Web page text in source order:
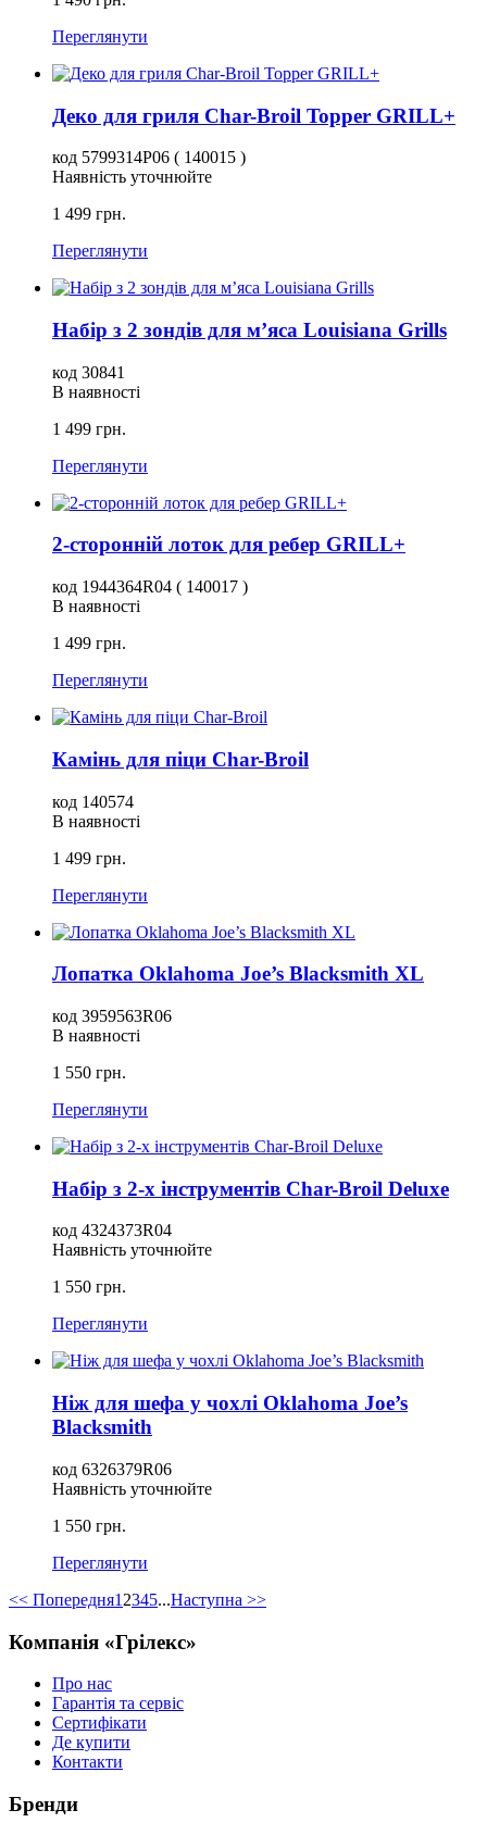
Переглянути
Деко для гриля Char-Broil Topper GRILL+
код 5799314P06 ( 140015 )
Наявність уточнюйте
1 499 грн.
Переглянути
Набір з 2 зондів для м’яса Louisiana Grills
код 30841
В наявності
1 499 грн.
Переглянути
2-сторонній лоток для ребер GRILL+
код 1944364R04 ( 140017 )
В наявності
1 499 грн.
Переглянути
Камінь для піци Char-Broil
код 140574
В наявності
1 499 грн.
Переглянути
Лопатка Oklahoma Joe’s Blacksmith XL
код 3959563R06
В наявності
1 550 грн.
Переглянути
Набір з 2-х інструментів Char-Broil Deluxe
код 4324373R04
Наявність уточнюйте
1 550 грн.
Переглянути
Ніж для шефа у чохлі Oklahoma Joe’s
Blacksmith
код 6326379R06
Наявність уточнюйте
1 550 грн.
Переглянути
<< Попередня1 2345...Наступна >>
Компанія «Грілекс»
Про нас
Гарантія та сервіс
Сертифікати
Де купити
Контакти
Бренди